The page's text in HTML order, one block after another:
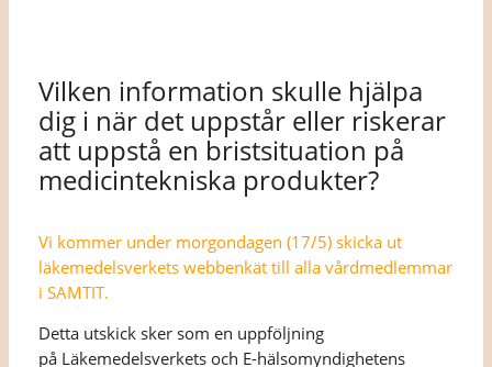
Vilken information skulle hjälpa
dig i när det uppstår eller riskerar
att uppstå en bristsituation på
medicintekniska produkter?
Vi kommer under morgondagen (17/5) skicka ut
läkemedelsverkets webbenkät till alla vårdmedlemmar
i SAMTIT.
Detta utskick sker som en uppföljning
på Läkemedelsverkets och E-hälsomyndighetens